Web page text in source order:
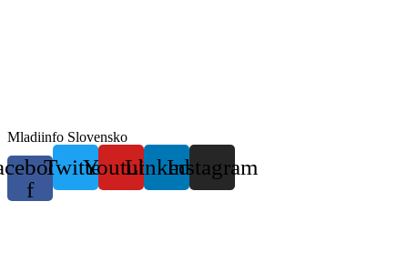
Mladiinfo Slovensko
f
TwitterYoutubeLinkedinInstagram